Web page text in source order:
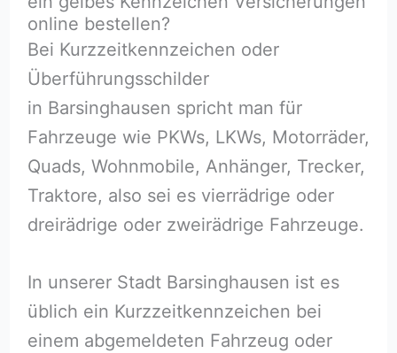
online bestellen?
Bei Kurzzeitkennzeichen oder
Überführungsschilder
in Barsinghausen spricht man für
Fahrzeuge wie PKWs, LKWs, Motorräder,
Quads, Wohnmobile, Anhänger, Trecker,
Traktore, also sei es vierrädrige oder
dreirädrige oder zweirädrige Fahrzeuge.
In unserer Stadt Barsinghausen ist es
üblich ein Kurzzeitkennzeichen bei
einem abgemeldeten Fahrzeug oder